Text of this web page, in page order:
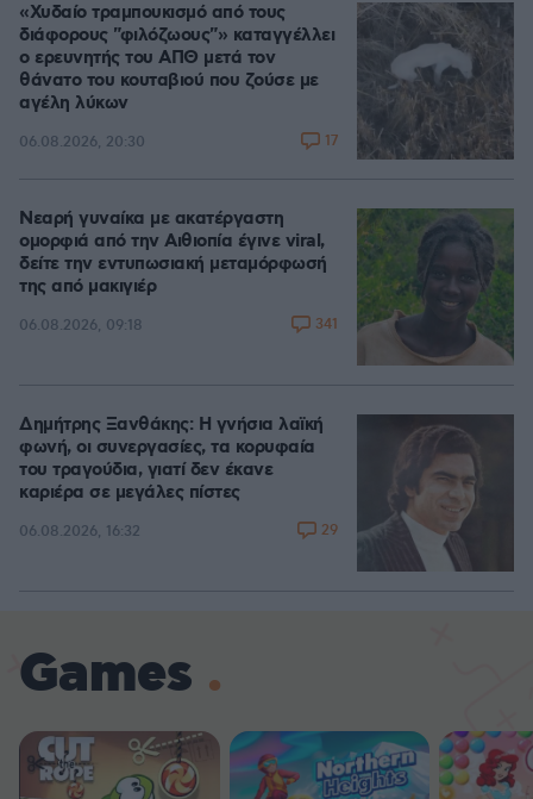
«Χυδαίο τραμπουκισμό από τους
διάφορους "φιλόζωους"» καταγγέλλει
ο ερευνητής του ΑΠΘ μετά τον
θάνατο του κουταβιού που ζούσε με
αγέλη λύκων
06.08.2026, 20:30 17
Νεαρή γυναίκα με ακατέργαστη
ομορφιά από την Αιθιοπία έγινε viral,
δείτε την εντυπωσιακή μεταμόρφωσή
της από μακιγιέρ
06.08.2026, 09:18 341
Δημήτρης Ξανθάκης: Η γνήσια λαϊκή
φωνή, οι συνεργασίες, τα κορυφαία
του τραγούδια, γιατί δεν έκανε
καριέρα σε μεγάλες πίστες
06.08.2026, 16:32 29
Games